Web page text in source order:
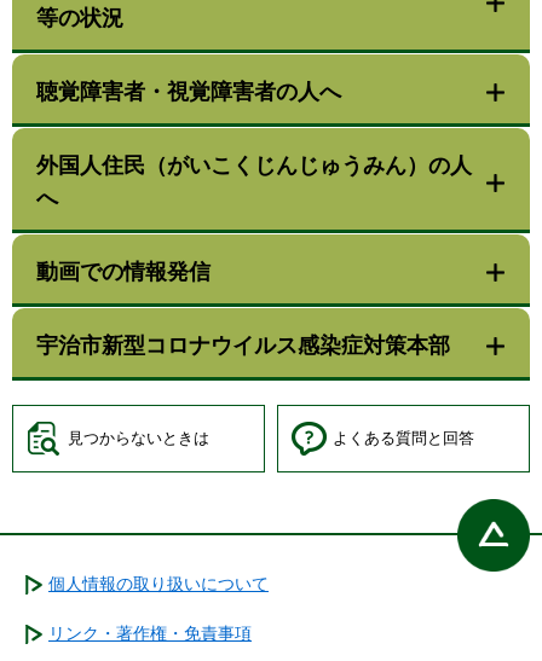
等の状況
聴覚障害者・視覚障害者の人へ
外国人住民（がいこくじんじゅうみん）の人
へ
動画での情報発信
宇治市新型コロナウイルス感染症対策本部
見つからないときは よくある質問と回答
個人情報の取り扱いについて
リンク・著作権・免責事項